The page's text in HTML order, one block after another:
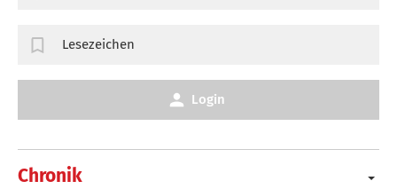
Chronik
Lesezeichen
Login